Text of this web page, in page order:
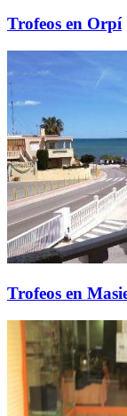
Trofeos en Orpí
Trofeos en